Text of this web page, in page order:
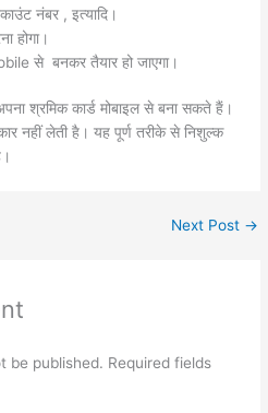
नंबर , इत्यादि।
होगा।
से बनकर तैयार हो जाएगा।
श्रमिक कार्ड मोबाइल से बना सकते हैं।
नहीं लेती है। यह पूर्ण तरीके से निशुल्क
Next Post →
be published. Required fields